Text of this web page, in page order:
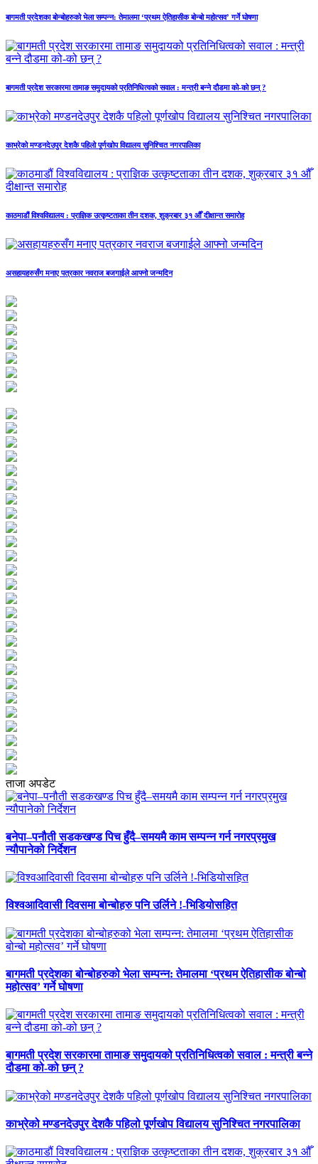
बागमती प्रदेशका बोन्बोहरुको भेला सम्पन्न: तेमालमा ‘प्रथम ऐतिहासीक बोन्बो महोत्सव’ गर्ने घोषणा
बागमती प्रदेश सरकारमा तामाङ समुदायको प्रतिनिधित्वको सवाल : मन्त्री बन्ने दौडमा को‐को छन् ?
काभ्रेको मण्डनदेउपुर देशकै पहिलो पूर्णखोप विद्यालय सुनिश्चित नगरपालिका
काठमाडौं विश्वविद्यालय : प्राज्ञिक उत्कृष्टताका तीन दशक, शुक्रबार ३१ औँ दीक्षान्त समारोह
असहायहरुसँग मनाए पत्रकार नवराज बजगाईले आफ्नो जन्मदिन
ताजा अपडेट
बनेपा–पनौती सडकखण्ड पिच हुँदै–समयमै काम सम्पन्न गर्न नगरप्रमुख
न्यौपानेको निर्देशन
विश्वआदिवासी दिवसमा बोन्बोहरु पनि उर्लिने !-भिडियोसहित
बागमती प्रदेशका बोन्बोहरुको भेला सम्पन्न: तेमालमा ‘प्रथम ऐतिहासीक बोन्बो
महोत्सव’ गर्ने घोषणा
बागमती प्रदेश सरकारमा तामाङ समुदायको प्रतिनिधित्वको सवाल : मन्त्री बन्ने
दौडमा को‐को छन् ?
काभ्रेको मण्डनदेउपुर देशकै पहिलो पूर्णखोप विद्यालय सुनिश्चित नगरपालिका